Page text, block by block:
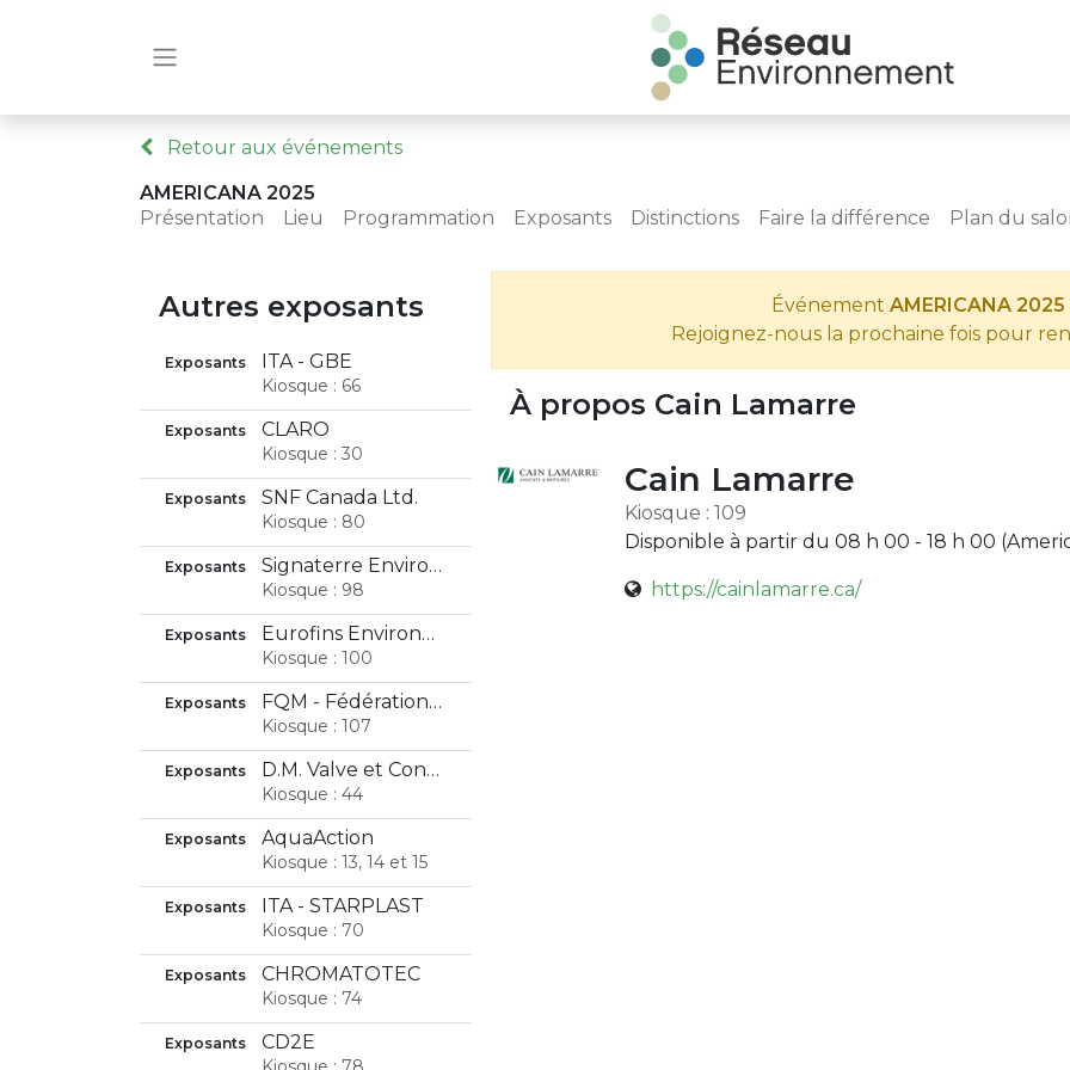
Retour aux événements
AMERICANA 2025
Présentation
Lieu Programmation Exposants Distinctions Faire la différence Plan du
Autres exposants
Exposants ITA - GBE
Kiosque : 66
Exposants CLARO
Kiosque : 30
Exposants SNF Canada Ltd.
Kiosque : 80
Exposants Signaterre Environnement inc.
Kiosque : 98
Exposants Eurofins EnvironeX
Kiosque : 100
Exposants FQM - Fédération québécoise des municipalités
Kiosque : 107
Exposants D.M. Valve et Contrôles Inc.
Kiosque : 44
Exposants AquaAction
Kiosque : 13, 14 et 15
Exposants ITA - STARPLAST
Kiosque : 70
Exposants CHROMATOTEC
Kiosque : 74
Exposants CD2E
ÉvénementAMERICANA 2025
Rejoignez-nous la prochaine fois pour
À propos Cain Lamarre
Cain Lamarre
Kiosque : 109
Disponible à partir du 08 h 00 - 18 h 00 (
https://cainlamarre.ca/